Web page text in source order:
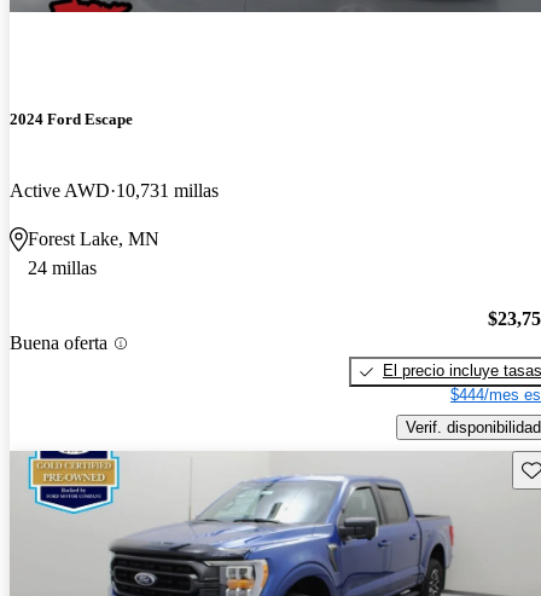
2024 Ford Escape
Active AWD 10,731 millas
Forest Lake, MN
24 millas
Buena oferta
El precio incluye tasas
$444/mes
Verif. disponibilidad